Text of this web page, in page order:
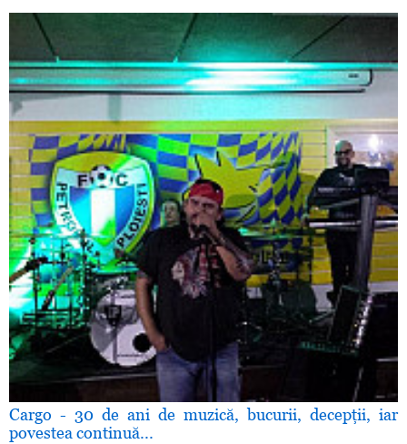
Cargo - 30 de ani de muzică, bucurii, decepţii, iar
povestea continuă...